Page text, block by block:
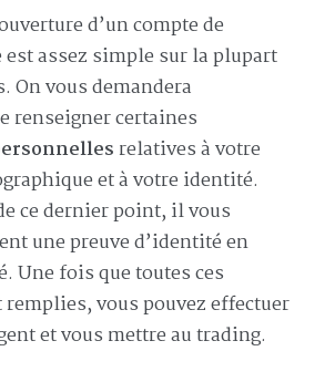
d’un compte de
assez simple sur la plupart
On vous demandera
renseigner certaines
relatives à votre
et à votre identité.
ce dernier point, il vous
une preuve d’identité en
Une fois que toutes ces
vous pouvez effectuer
et vous mettre au trading.